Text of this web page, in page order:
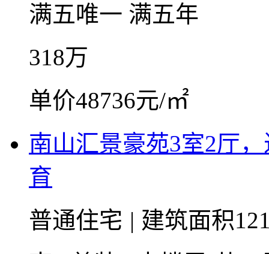
满五唯一 满五年
318万
单价48736元/㎡
南山汇景豪苑3室2厅
育
普通住宅 | 建筑面积